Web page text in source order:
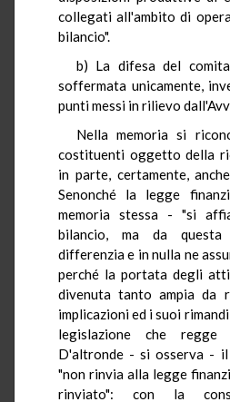
collegati all'ambito di
bilancio".
b) La difesa del
soffermata unicamente,
punti messi in rilievo
Nella memoria si
costituenti oggetto della
in parte, certamente,
Senonché la legge
memoria stessa - "si
bilancio, ma da questa
differenzia e in nulla ne
perché la portata degli
divenuta tanto ampia da
implicazioni ed i suoi
legislazione che
D'altronde - si osserva -
"non rinvia alla legge
rinviato": con la